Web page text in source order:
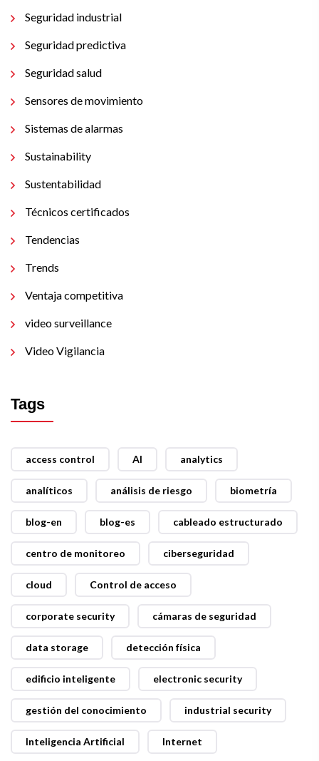
Seguridad industrial
Seguridad predictiva
Seguridad salud
Sensores de movimiento
Sistemas de alarmas
Sustainability
Sustentabilidad
Técnicos certificados
Tendencias
Trends
Ventaja competitiva
video surveillance
Video Vigilancia
Tags
access control AI analytics
analíticos análisis de riesgo biometría
blog-en blog-es cableado estructurado
centro de monitoreo ciberseguridad
cloud Control de acceso
corporate security cámaras de seguridad
data storage detección física
edificio inteligente electronic security
gestión del conocimiento industrial security
Inteligencia Artificial Internet